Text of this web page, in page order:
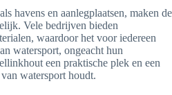
havens en aanlegplaatsen, maken de
Vele bedrijven bieden
waardoor het voor iedereen
watersport, ongeacht hun
een praktische plek en een
watersport houdt.